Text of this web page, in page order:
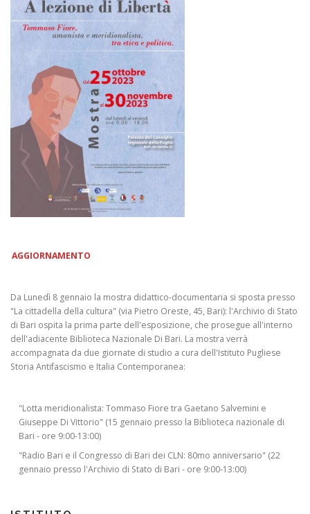
AGGIORNAMENTO
Da Lunedì 8 gennaio la mostra didattico-documentaria si sposta presso
"La cittadella della cultura" (via Pietro Oreste, 45, Bari): l'Archivio di Stato
di Bari ospita la prima parte dell'esposizione, che prosegue all'interno
dell'adiacente Biblioteca Nazionale Di Bari. La mostra verrà
accompagnata da due giornate di studio a cura dell'Istituto Pugliese
Storia Antifascismo e Italia Contemporanea:
"Lotta meridionalista: Tommaso Fiore tra Gaetano Salvemini e
Giuseppe Di Vittorio" (15 gennaio presso la Biblioteca nazionale di
Bari - ore 9:00-13:00)
"Radio Bari e il Congresso di Bari dei CLN: 80mo anniversario" (22
gennaio presso l'Archivio di Stato di Bari - ore 9:00-13:00)